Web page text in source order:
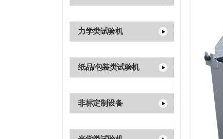
力学类试验机
纸品/包装类试验机
非标定制设备